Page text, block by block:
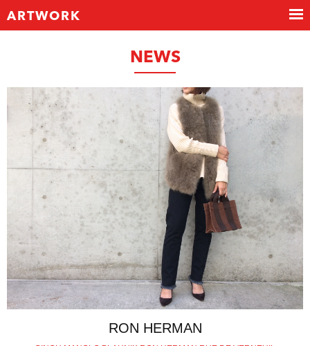
ARTWORK
NEWS
RON HERMAN